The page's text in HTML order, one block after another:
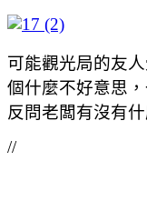
可能觀光局的友
個什麼不好意思
反問老闆有沒有
//